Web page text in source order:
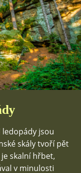
ledopády jsou
skály tvoří pět
skalní hřbet,
v minulosti